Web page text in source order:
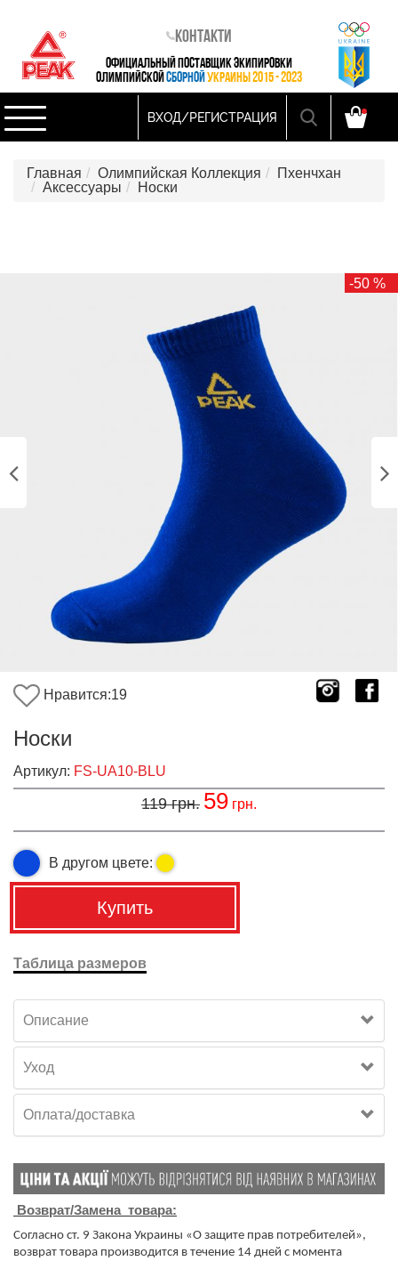
Контакти
ОФИЦИАЛЬНЫЙ ПОСТАВЩИК ЭКИПИРОВКИ
ОЛИМПИЙСКОЙ СБОРНОЙ УКРАИНЫ 2015 - 2023
ВХОД/РЕГИСТРАЦИЯ
Главная Олимпийская Коллекция
Пхенчхан
Аксессуары
Носки
-50 %
Нравится:19
Носки
Артикул: FS-UA10-BLU
119грн. 59 грн.
В другом цвете:
Купить
Таблица размеров
Описание
Уход
Оплата/доставка
Возврат/Замена товара:
Согласно ст. 9 Закона Украины «О защите прав потребителей»,
возврат товара производится в течение 14 дней с момента